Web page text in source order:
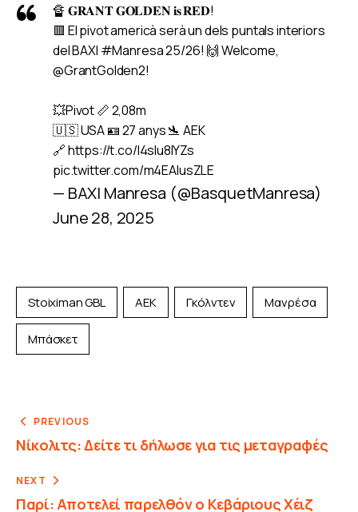
🔏 𝐆𝐑𝐀𝐍𝐓 𝐆𝐎𝐋𝐃𝐄𝐍 𝐢𝐬 𝐑𝐄𝐃!
🟥 El pivot americà serà un dels puntals interiors
del BAXI #Manresa25/26! 🙌 Welcome,
@GrantGolden2!
💥Pivot 📏 2,08m
🇺🇸 USA 🪪 27 anys 🛬 AEK
🔗https://t.co/l4sIu8IYZs
pic.twitter.com/m4EAlusZLE
— BAXI Manresa (@BasquetManresa)
June 28, 2025
Stoiximan GBL ΑΕΚ Γκόλντεν Μανρέσα
Μπάσκετ
PREVIOUS
Νίκολιτς: Δείτε τι δήλωσε για τις μεταγραφές
NEXT
Παρί: Αποτελεί παρελθόν ο Κεβάριους Χέιζ